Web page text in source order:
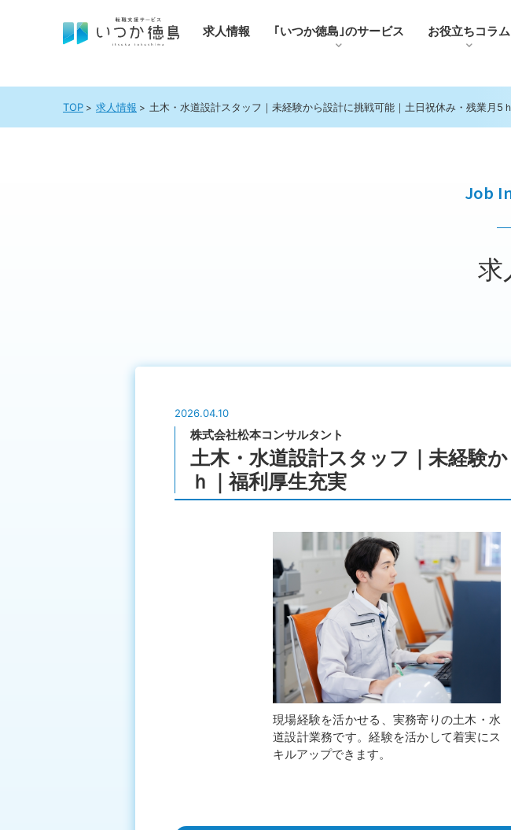
求人情報 ｢いつか徳島｣のサービス お役⽴ちコラム
TOP 求人情報 土木・水道設計スタッフ｜未経験から設計に挑戦可能｜土日祝休み・残業月5
Job
求
2026.04.10
株式会社松本コンサルタント
土木・水道設計スタッフ｜未経験
ｈ｜福利厚生充実
現場経験を活かせる、実務寄りの土木・水
道設計業務です。経験を活かして着実にス
キルアップできます。